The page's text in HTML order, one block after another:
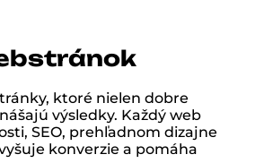
ktoré nielen dobre
výsledky. Každý web
SEO, prehľadnom dizajne
konverzie a pomáha